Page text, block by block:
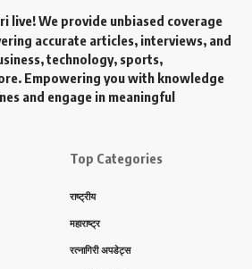
live! We provide unbiased coverage
accurate articles, interviews, and
technology, sports,
Empowering you with knowledge
and engage in meaningful
Top Categories
राष्ट्रीय
महाराष्ट्र
रत्नागिरी अपडेट्स